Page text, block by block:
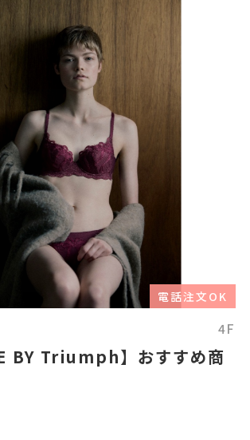
電話注文OK
4F
BY Triumph】おすすめ商